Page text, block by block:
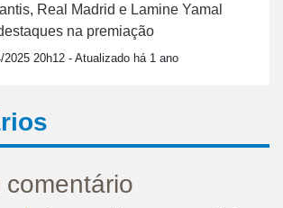
Real Madrid e Lamine Yamal
na premiação
2025 20h12 - Atualizado há 1 ano
comentário